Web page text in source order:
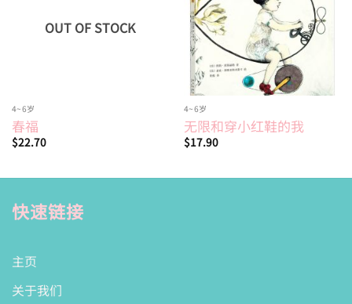
OUT OF STOCK
4~6岁
春福
$22.70
4~6岁
无限和穿小红鞋的我
$17.90
快速链接
主页
关于我们